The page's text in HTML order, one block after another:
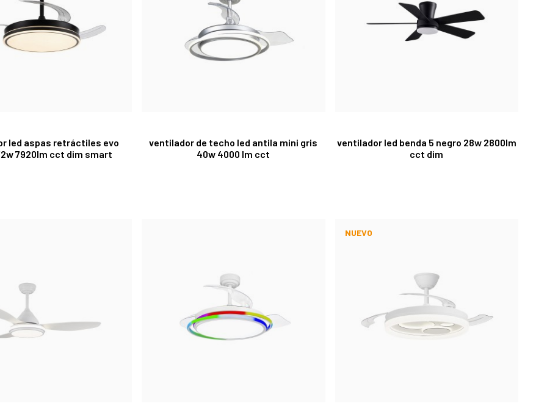
led aspas retráctiles evo
7920lm cct dim smart
ventilador de techo led antila mini gris
40w 4000 lm cct
ventilador led benda 5 negro 28w 2800lm
cct dim
NUEVO